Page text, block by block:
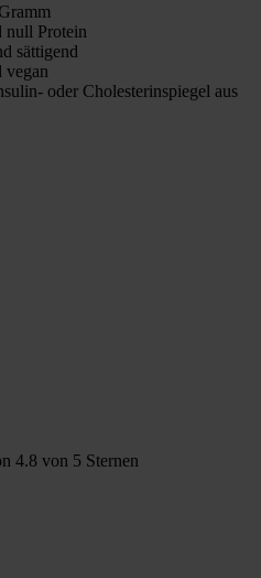
null Protein
sättigend
vegan
oder Cholesterinspiegel aus
4.8 von 5 Sternen